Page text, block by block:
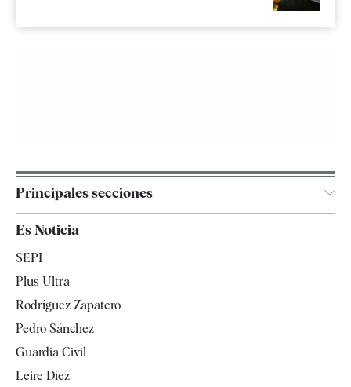
Principales secciones
Televisión
Es Noticia
SEPI
Plus Ultra
Rodríguez Zapatero
Pedro Sánchez
Guardia Civil
Leire Díez